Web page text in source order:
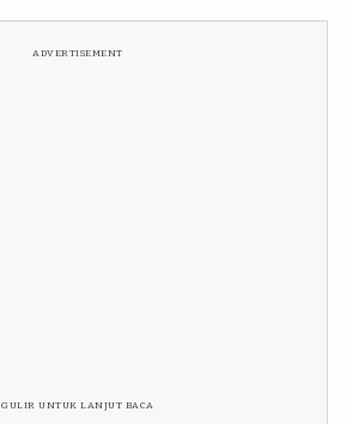
ADVERTISEMENT
GULIR UNTUK LANJUT BACA